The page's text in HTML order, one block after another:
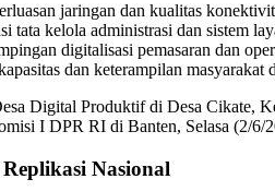
jaringan dan kualitas
tata kelola administrasi dan sistem
digitalisasi pemasaran dan
dan keterampilan
Digital Produktif di Desa Cikate,
I DPR RI di Banten, Selasa (2/6/
Nasional